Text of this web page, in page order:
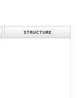
STRUCTURE